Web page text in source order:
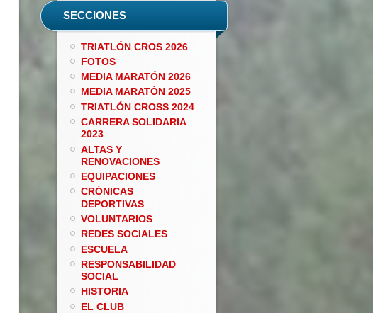
SECCIONES
TRIATLÓN CROS 2026
FOTOS
MEDIA MARATÓN 2026
MEDIA MARATÓN 2025
TRIATLÓN CROSS 2024
CARRERA SOLIDARIA
2023
ALTAS Y
RENOVACIONES
EQUIPACIONES
CRÓNICAS
DEPORTIVAS
VOLUNTARIOS
REDES SOCIALES
ESCUELA
RESPONSABILIDAD
SOCIAL
HISTORIA
EL CLUB